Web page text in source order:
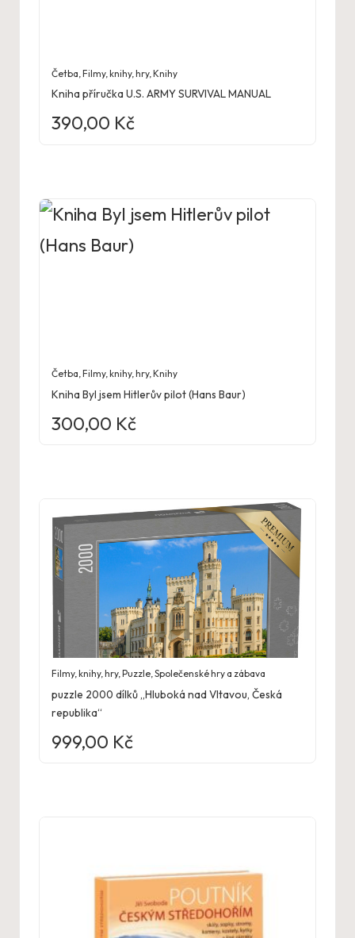
Četba ,Filmy, knihy, hry,Knihy
Kniha příručka U.S. ARMY SURVIVAL MANUAL
390,00 Kč
Četba,Filmy, knihy, hry,Knihy
Kniha Byl jsem Hitlerův pilot (Hans Baur)
300,00 Kč
Filmy, knihy, hry,Puzzle,Společenské hry a zábava
puzzle 2000 dílků „Hluboká nad Vltavou, Česká
republika“
999,00 Kč